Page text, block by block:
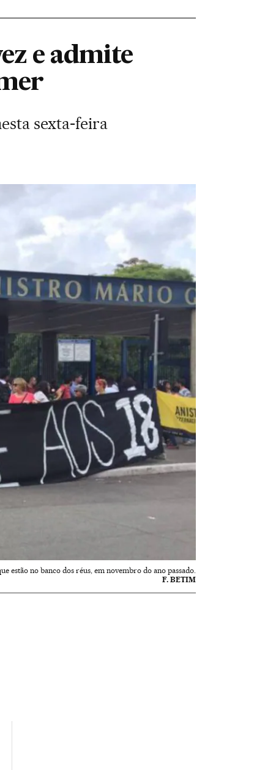
e admite
sexta-feira
estão no banco dos réus, em novembro do ano passado.
F. BETIM